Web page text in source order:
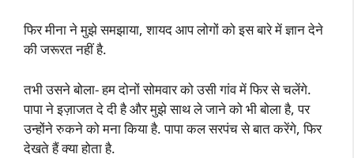
फिर मीना ने मुझे समझाया, शायद आप लोगों को इस बारे में ज्ञान देने
की जरूरत नहीं है.
तभी उसने बोला- हम दोनों सोमवार को उसी गांव में फिर से चलेंगे.
पापा ने इज़ाजत दे दी है और मुझे साथ ले जाने को भी बोला है, पर
उन्होंने रुकने को मना किया है. पापा कल सरपंच से बात करेंगे, फिर
देखते हैं क्या होता है.